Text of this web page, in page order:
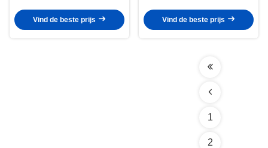
Vind de beste prijs
frequentiebereik van 300 KHz tot
Vind de beste prijs
1
2